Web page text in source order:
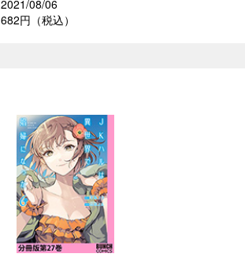
2021/08/06
682円（税込）